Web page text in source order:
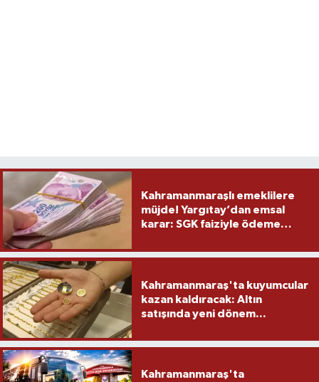
Kahramanmaraşlı emeklilere
müjde! Yargıtay’dan emsal
karar: SGK faiziyle ödeme
Kahramanmaraş'ta kuyumcular
kazan kaldıracak: Altın
satışında yeni dönem...
Kahramanmaraş'ta